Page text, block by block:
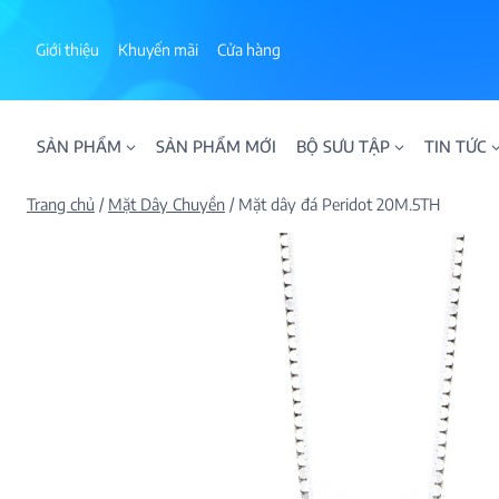
Giới thiệu Khuyến mãi Cửa hàng
SẢN PHẨM SẢN PHẨM MỚI BỘ SƯU TẬP
ALPHA AURA
BST BLOOM
BST NHẪN KIM
BST NHẪN NAM
BST SWEETIES
FAMILY
TIN TỨC
Trang chủ / Mặt Dây Chuyền / Mặt dây đá Peridot 20M.5TH